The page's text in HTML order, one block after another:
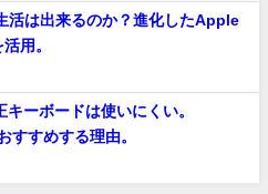
活は出来るのか？進化したApple
用。
ーボードは使いにくい。
すすめする理由。